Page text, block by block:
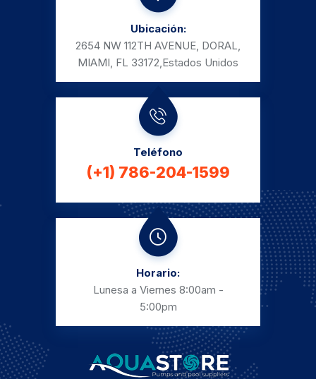
Ubicación:
2654 NW 112TH AVENUE, DORAL,
MIAMI, FL 33172, Estados Unidos
Teléfono
(+1) 786-204-1599
Horario:
Lunesa a Viernes 8:00am -
5:00pm